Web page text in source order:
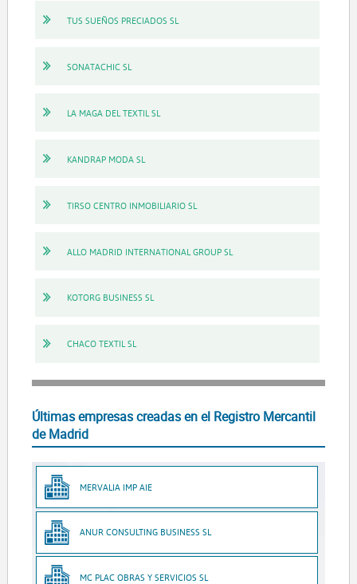
TUS SUEÑOS PRECIADOS SL
SONATACHIC SL
LA MAGA DEL TEXTIL SL
KANDRAP MODA SL
TIRSO CENTRO INMOBILIARIO SL
ALLO MADRID INTERNATIONAL GROUP SL
KOTORG BUSINESS SL
CHACO TEXTIL SL
Últimas empresas creadas en el Registro Mercantil
de Madrid
MERVALIA IMP AIE
ANUR CONSULTING BUSINESS SL
MC PLAC OBRAS Y SERVICIOS SL